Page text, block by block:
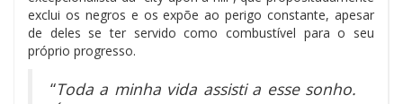
exclui os negros e os expõe ao perigo constante, apesar
de deles se ter servido como combustível para o seu
próprio progresso.
“Toda a minha vida assisti a esse sonho.